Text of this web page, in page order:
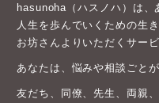
hasunoha（ハスノハ）は、
人生を歩んでいくための生
お坊さんよりいただくサービ
あなたは、悩みや相談ごと
友だち、同僚、先生、両親